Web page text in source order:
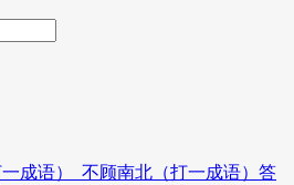
成语）_不顾南北（打一成语）答